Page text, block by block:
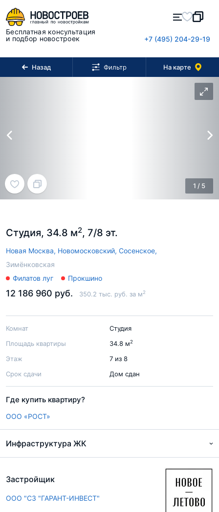
Бесплатная консультация
и подбор новостроек
+7 (495) 204-29-19
Назад Фильтр На карте
Студия, 34.8 м2, 7/8 эт.
Новая Москва, Новомосковский, Сосенское,
Зимёнковская
Филатов луг
Прокшино
1 / 5
12 186 960 руб. 350.2 тыс. руб. за м2
Комнат
Студия
Площадь квартиры
34.8 м2
Этаж
7 из 8
Срок сдачи
Дом сдан
Где купить квартиру?
ООО «РОСТ»
Застройщик
ООО "СЗ "ГАРАНТ-ИНВЕСТ"
Инфраструктура ЖК